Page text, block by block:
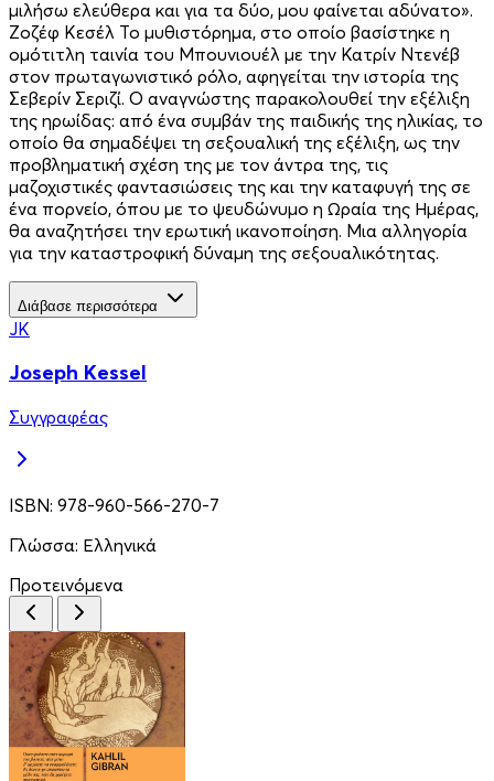
μιλήσω ελεύθερα και για τα δύο, μου φαίνεται αδύνατο».
Ζοζέφ Κεσέλ Το μυθιστόρημα, στο οποίο βασίστηκε η
ομότιτλη ταινία του Μπουνιουέλ με την Κατρίν Ντενέβ
στον πρωταγωνιστικό ρόλο, αφηγείται την ιστορία της
Σεβερίν Σεριζί. Ο αναγνώστης παρακολουθεί την εξέλιξη
της ηρωίδας: από ένα συμβάν της παιδικής της ηλικίας, το
οποίο θα σημαδέψει τη σεξουαλική της εξέλιξη, ως την
προβληματική σχέση της με τον άντρα της, τις
μαζοχιστικές φαντασιώσεις της και την καταφυγή της σε
ένα πορνείο, όπου με το ψευδώνυμο η Ωραία της Ημέρας,
θα αναζητήσει την ερωτική ικανοποίηση. Μια αλληγορία
για την καταστροφική δύναμη της σεξουαλικότητας.
Διάβασε περισσότερα
JK
Joseph Kessel
Συγγραφέας
ISBN: 978-960-566-270-7
Γλώσσα: Ελληνικά
Προτεινόμενα